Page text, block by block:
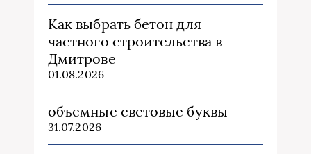
Как выбрать бетон для
частного строительства в
Дмитрове
01.08.2026
объемные световые буквы
31.07.2026